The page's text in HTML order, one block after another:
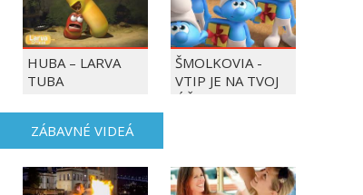
HUBA – LARVA
TUBA
ŠMOLKOVIA -
VTIP JE NA TVOJ
ÚČET
ZÁBAVNÉ VIDEÁ